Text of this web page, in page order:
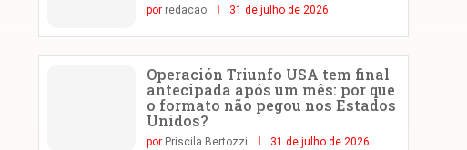
por redacao 31 de julho de 2026
Operación Triunfo USA tem final
antecipada após um mês: por que
o formato não pegou nos Estados
Unidos?
por Priscila Bertozzi 31 de julho de 2026